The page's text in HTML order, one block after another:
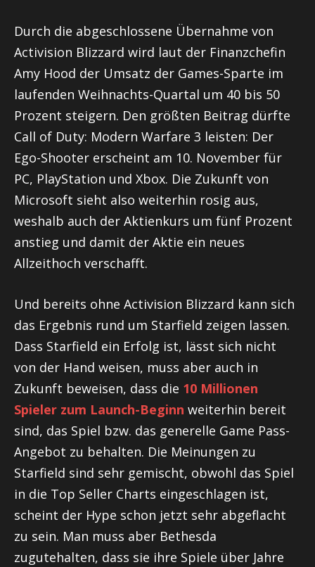
Durch die abgeschlossene Übernahme von
Activision Blizzard wird laut der Finanzchefin
Amy Hood der Umsatz der Games-Sparte im
laufenden Weihnachts-Quartal um 40 bis 50
Prozent steigern. Den größten Beitrag dürfte
Call of Duty: Modern Warfare 3 leisten: Der
Ego-Shooter erscheint am 10. November für
PC, PlayStation und Xbox. Die Zukunft von
Microsoft sieht also weiterhin rosig aus,
weshalb auch der Aktienkurs um fünf Prozent
anstieg und damit der Aktie ein neues
Allzeithoch verschafft.
Und bereits ohne Activision Blizzard kann sich
das Ergebnis rund um Starfield zeigen lassen.
Dass Starfield ein Erfolg ist, lässt sich nicht
von der Hand weisen, muss aber auch in
Zukunft beweisen, dass die 10 Millionen
Spieler zum Launch-Beginn weiterhin bereit
sind, das Spiel bzw. das generelle Game Pass-
Angebot zu behalten. Die Meinungen zu
Starfield sind sehr gemischt, obwohl das Spiel
in die Top Seller Charts eingeschlagen ist,
scheint der Hype schon jetzt sehr abgeflacht
zu sein. Man muss aber Bethesda
zugutehalten, dass sie ihre Spiele über Jahre